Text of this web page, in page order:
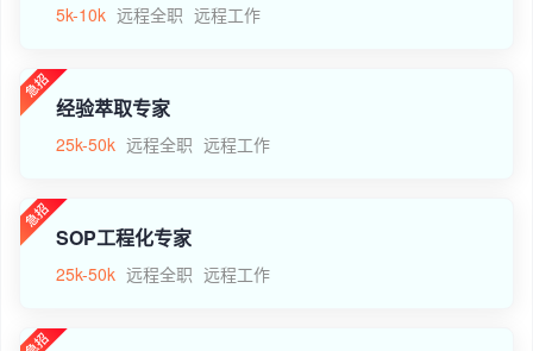
5k-10k 远程全职 远程工作
经验萃取专家
25k-50k 远程全职 远程工作
SOP工程化专家
25k-50k 远程全职 远程工作